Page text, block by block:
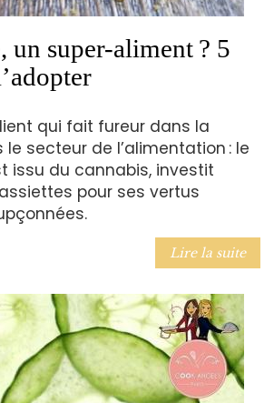
un super-aliment ? 5
qui fait fureur dans la
secteur de l’alimentation : le
issu du cannabis, investit
pour ses vertus
Lire la suite